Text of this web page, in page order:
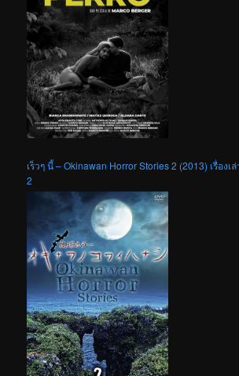
เร็วๆ นี้ – Okinawan Horror Stories 2 (2013) เรื่องเ
2